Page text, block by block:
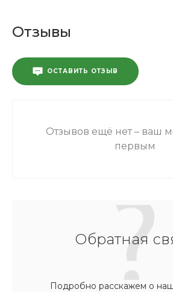
Отзывы
ОСТАВИТЬ ОТЗЫВ
Отзывов ещё нет – ваш
первым
Обратная
Подробно расскажем о